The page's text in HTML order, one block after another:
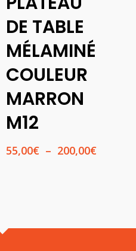
:
Options
DE TABLE
MÉLAMINÉ
COULEUR
MARRON
M12
55,00€ – 200,00€Plage